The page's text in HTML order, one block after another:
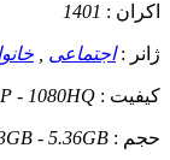
اکران : 1401
ژانر :اجتماعی
کیفیت : - 1080HQ
حجم : - 5.36GB